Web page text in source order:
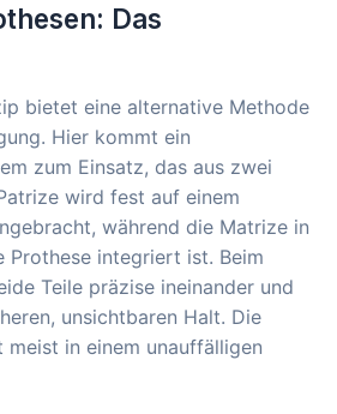
Das
bietet eine alternative Methode
Hier kommt ein
zum Einsatz, das aus zwei
wird fest auf einem
während die Matrize in
Prothese integriert ist. Beim
Teile präzise ineinander und
unsichtbaren Halt. Die
in einem unauffälligen